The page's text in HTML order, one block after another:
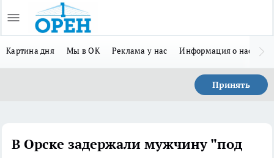
Картина дня Мы в ОК Реклама у нас Информация о нас
Принять
В Орске задержали мужчину "под